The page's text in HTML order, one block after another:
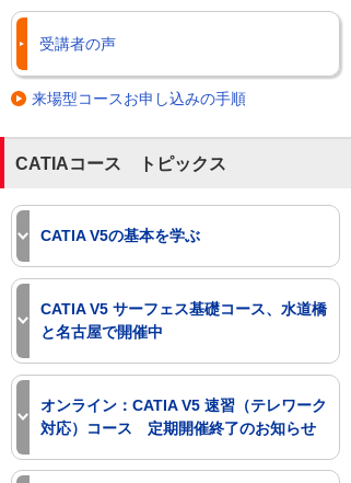
受講者の声
来場型コースお申し込みの手順
CATIAコース トピックス
CATIA V5の基本を学ぶ
CATIA V5の基本操作を学ぶコースは2種
類。日程・用途に応じて選択できます。
「CATIA V5 速習」（2日間）
短期間で要点だけ押さえたい方向けの速
習コース。2日間で部品・アセンブリ
ー・図面の基本操作を学びます。水道橋
インは企業様単位での実施のみ）で開催
CATIA V5 サーフェス基礎コース、水道橋
と名古屋で開催中
CATIA V5の基本操作を習得した後、さら
にステップアップしたい方におすすめの
コースが「CATIA V5 サーフェス基礎」
ド（ロフト）サーフェスの作り方など、
オンライン：CATIA V5 速習（テレワーク
対応）コース 定期開催終了のお知らせ